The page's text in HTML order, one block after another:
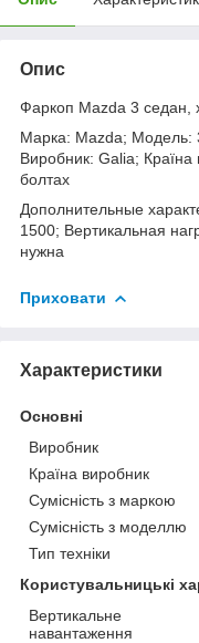
Опис
Фаркоп Mazda 3 седан,
Марка: Mazda; Модель:
Виробник: Galia;
болтах
Дополнительные
1500; Вертикальная
нужна
Приховати
Характеристики
Основні
Виробник
Країна виробник
Сумісність з маркою
Сумісність з моделлю
Тип техніки
Користувальницькі
Вертикальне
навантаження